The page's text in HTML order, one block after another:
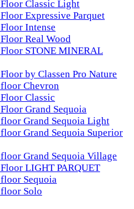
Classic Light
Expressive Parquet
Intense
Real Wood
STONE MINERAL
by Classen Pro Nature
Chevron
Classic
Grand Sequoia
Grand Sequoia Light
Grand Sequoia Superior
Grand Sequoia Village
LIGHT PARQUET
Sequoia
Solo